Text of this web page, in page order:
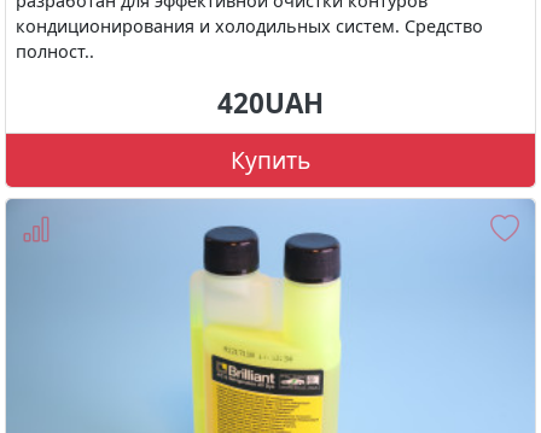
кондиционирования и холодильных систем. Средство
полност..
420UAH
Купить